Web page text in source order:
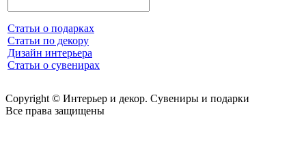
Статьи о подарках
Статьи по декору
Дизайн интерьера
Статьи о сувенирах
Copyright © Интерьер и декор. Сувениры и подарки
Все права защищены